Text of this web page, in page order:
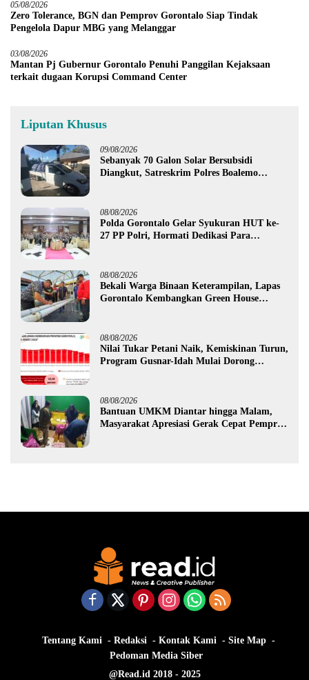
05/08/2026
Zero Tolerance, BGN dan Pemprov Gorontalo Siap Tindak
Pengelola Dapur MBG yang Melanggar
03/08/2026
Mantan Pj Gubernur Gorontalo Penuhi Panggilan Kejaksaan
terkait dugaan Korupsi Command Center
Liputan Khusus
09/08/2026
Sebanyak 70 Galon Solar Bersubsidi
Diangkut, Satreskrim Polres Boalemo
08/08/2026
Polda Gorontalo Gelar Syukuran HUT ke-
27 PP Polri, Hormati Dedikasi Para
08/08/2026
Bekali Warga Binaan Keterampilan, Lapas
Gorontalo Kembangkan Green House
08/08/2026
Nilai Tukar Petani Naik, Kemiskinan Turun,
Program Gusnar-Idah Mulai Dorong
08/08/2026
Bantuan UMKM Diantar hingga Malam,
Masyarakat Apresiasi Gerak Cepat Pemprov
Tentang Kami Redaksi Kontak Kami
Site Map
Pedoman Media Siber
@Read.id 2018 - 2025